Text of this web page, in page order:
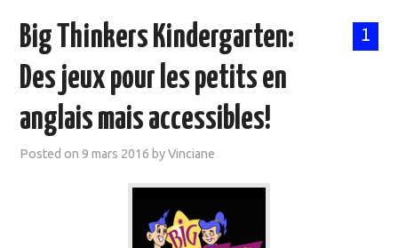
DOCUMENTS
MOOC SUIVIS
EVÉNEMENTS
1
Big Thinkers Kindergarten:
Des jeux pour les petits en
anglais mais accessibles!
Posted on9 mars 2016 byVinciane